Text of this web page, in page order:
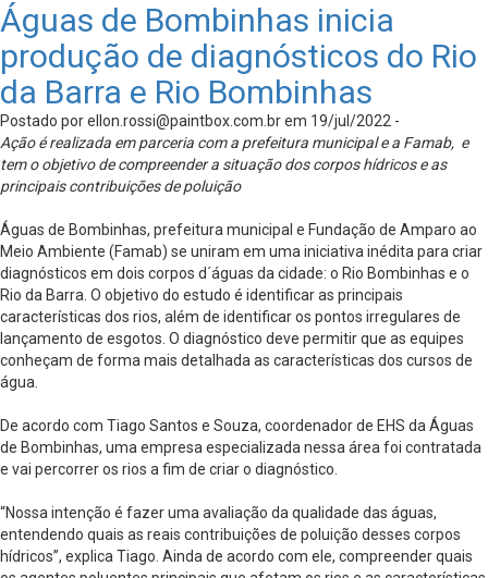
Águas de Bombinhas inicia
produção de diagnósticos do Rio
da Barra e Rio Bombinhas
Postado porellon.rossi@paintbox.com.brem 19/jul/2022 -
Ação é realizada em parceria com a prefeitura municipal e a Famab, e
tem o objetivo de compreender a situação dos corpos hídricos e as
principais contribuições de poluição
Águas de Bombinhas, prefeitura municipal e Fundação de Amparo ao
Meio Ambiente (Famab) se uniram em uma iniciativa inédita para criar
diagnósticos em dois corpos d´águas da cidade: o Rio Bombinhas e o
Rio da Barra. O objetivo do estudo é identificar as principais
características dos rios, além de identificar os pontos irregulares de
lançamento de esgotos. O diagnóstico deve permitir que as equipes
conheçam de forma mais detalhada as características dos cursos de
água.
De acordo com Tiago Santos e Souza, coordenador de EHS da Águas
de Bombinhas, uma empresa especializada nessa área foi contratada
e vai percorrer os rios a fim de criar o diagnóstico.
“Nossa intenção é fazer uma avaliação da qualidade das águas,
entendendo quais as reais contribuições de poluição desses corpos
hídricos”, explica Tiago. Ainda de acordo com ele, compreender quais